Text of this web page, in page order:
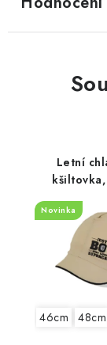
Letní
Novinka
46cm 48cm